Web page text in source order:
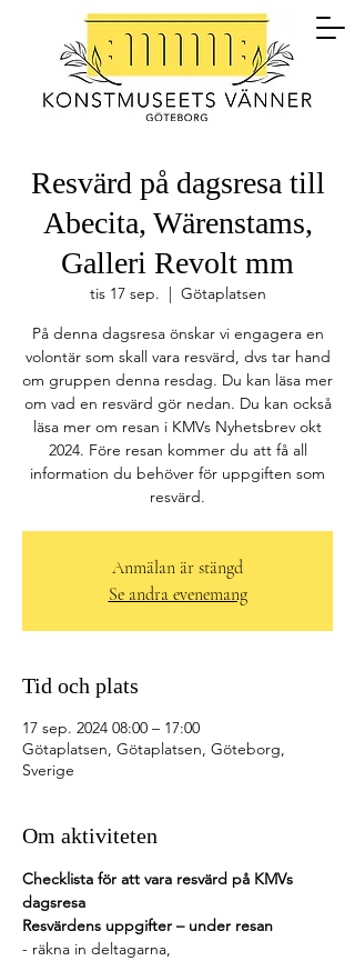
Resvärd på dagsresa till
Abecita, Wärenstams,
Galleri Revolt mm
tis 17 sep.
  |
Götaplatsen
På denna dagsresa önskar vi engagera en
volontär som skall vara resvärd, dvs tar hand
om gruppen denna resdag. Du kan läsa mer
om vad en resvärd gör nedan. Du kan också
läsa mer om resan i KMVs Nyhetsbrev okt
2024. Före resan kommer du att få all
information du behöver för uppgiften som
resvärd.
Anmälan är stängd
Se andra evenemang
Tid och plats
17 sep. 2024 08:00 – 17:00
Götaplatsen, Götaplatsen, Göteborg,
Sverige
Om aktiviteten
Checklista för att vara resvärd på KMVs
dagsresa
Resvärdens uppgifter – under resan
- räkna in deltagarna,